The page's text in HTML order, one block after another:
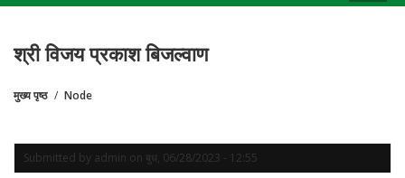
श्री विजय प्रकाश बिजल्वाण
मुख्य पृष्ठ Node
Submitted by admin on बुध, 06/28/2023 - 12:55